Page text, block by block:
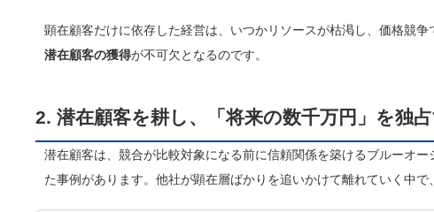
顕在顧客だけに依存した経営は、いつかリソースが枯渇し、価格競
潜在顧客の獲得が不可欠となるのです。
2. 潜在顧客を耕し、「将来の数千万円」を独
潜在顧客は、競合が比較対象になる前に信頼関係を築けるブルーオー
た事例があります。他社が顕在層ばかりを追いかけて離れていく中